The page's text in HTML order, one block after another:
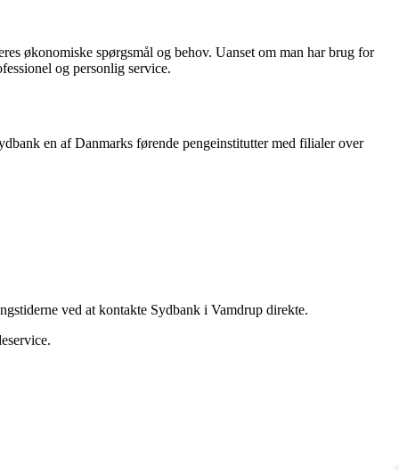
økonomiske spørgsmål og behov. Uanset om man har brug for
og personlig service.
en af Danmarks førende pengeinstitutter med filialer over
ved at kontakte Sydbank i Vamdrup direkte.